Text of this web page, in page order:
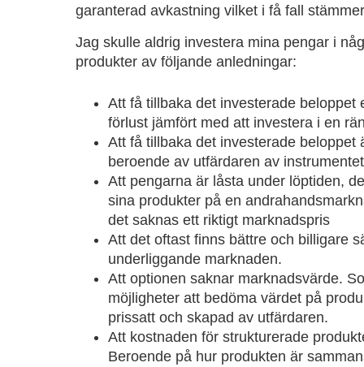
garanterad avkastning vilket i få fall
Jag skulle aldrig investera mina pengar i
produkter av följande anledningar:
Att få tillbaka det investerade beloppet
förlust jämfört med att investera i en
Att få tillbaka det investerade beloppet
beroende av utfärdaren av
Att pengarna är låsta under löptiden,
sina produkter på en
det saknas ett riktigt marknadspris
Att det oftast finns bättre och billigare
underliggande marknaden.
Att optionen saknar marknadsvärde.
möjligheter att bedöma värdet på
prissatt och skapad av utfärdaren.
Att kostnaden för strukturerade
Beroende på hur produkten är